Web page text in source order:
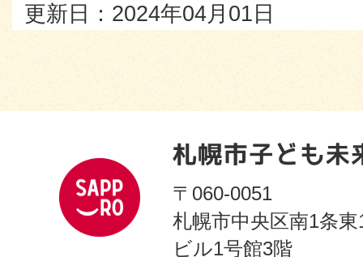
更新日：2024年04月01日
〒060-0051
札幌市中央区南1条
ビル1号館3階